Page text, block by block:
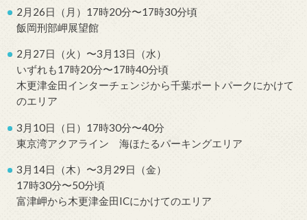
2月26日（月）17時20分〜17時30分頃
飯岡刑部岬展望館
2月27日（火）〜3月13日（水）
いずれも17時20分〜17時40分頃
木更津金田インターチェンジから千葉ポートパークにかけて
のエリア
3月10日（日）17時30分〜40分
東京湾アクアライン 海ほたるパーキングエリア
3月14日（木）〜3月29日（金）
17時30分〜50分頃
富津岬から木更津金田ICにかけてのエリア